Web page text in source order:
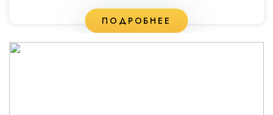
ПОДРОБНЕЕ